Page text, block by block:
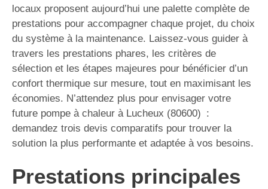
locaux proposent aujourd’hui une palette complète de
prestations pour accompagner chaque projet, du choix
du système à la maintenance. Laissez-vous guider à
travers les prestations phares, les critères de
sélection et les étapes majeures pour bénéficier d’un
confort thermique sur mesure, tout en maximisant les
économies. N’attendez plus pour envisager votre
future pompe à chaleur à Lucheux (80600) :
demandez trois devis comparatifs pour trouver la
solution la plus performante et adaptée à vos besoins.
Prestations principales